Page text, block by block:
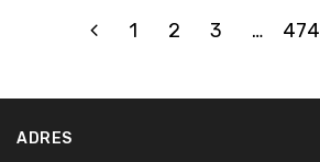
1 2 3 … 474
ADRES